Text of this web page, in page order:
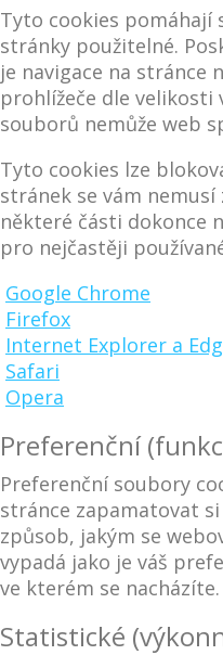
Tyto cookies pomáhají
stránky použitelné.
je navigace na stránce
prohlížeče dle velikosti
souborů nemůže web
Tyto cookies lze
stránek se vám
některé části dokonce
pro nejčastěji
Google Chrome
Firefox
Internet Explorer a
Safari
Opera
Preferenční
Preferenční soubory
stránce zapamatovat
způsob, jakým se
vypadá jako je váš
ve kterém se nacházíte.
Statistické